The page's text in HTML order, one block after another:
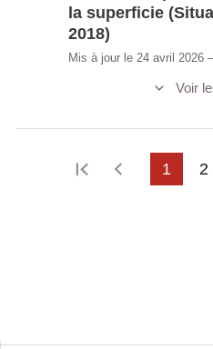
la superficie
2018)
Mis à jour le 24 avril 2026
Voir
Première page
Page
1 2